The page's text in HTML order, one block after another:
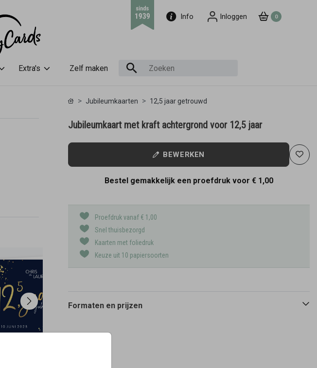
Info Inloggen 0
Extra's Zelf maken
Jubileumkaarten 12,5 jaar getrouwd
Jubileumkaart met kraft achtergrond voor 12,5 jaar
BEWERKEN
Bestel gemakkelijk een proefdruk voor € 1,00
Proefdruk vanaf € 1,00
Snel thuisbezorgd
Kaarten met foliedruk
Keuze uit 10 papiersoorten
Formaten en prijzen